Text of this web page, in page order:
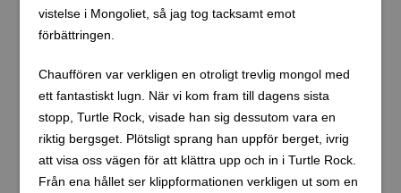
vistelse i Mongoliet, så jag tog tacksamt emot
förbättringen.
Chauffören var verkligen en otroligt trevlig mongol med
ett fantastiskt lugn. När vi kom fram till dagens sista
stopp, Turtle Rock, visade han sig dessutom vara en
riktig bergsget. Plötsligt sprang han uppför berget, ivrig
att visa oss vägen för att klättra upp och in i Turtle Rock.
Från ena hållet ser klippformationen verkligen ut som en